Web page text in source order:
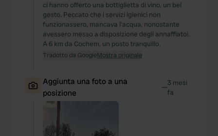
ci hanno offerto una bottiglietta di vino, un bel
gesto. Peccato che i servizi igienici non
funzionassero, mancava l'acqua, nonostante
avessero messo a disposizione degli annaffiatoi.
A 6 km da Cochem, un posto tranquillo.
Tradotto da GoogleMostra originale
Aggiunta una foto a una
posizione
—3 mesi
fa